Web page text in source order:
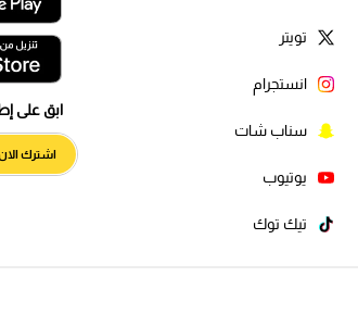
تويتر
انستجرام
سناب شات
يوتيوب
تيك توك
ابق على
اشترك الان